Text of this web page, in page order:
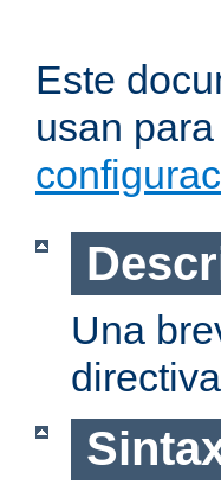
Este
usan
Una